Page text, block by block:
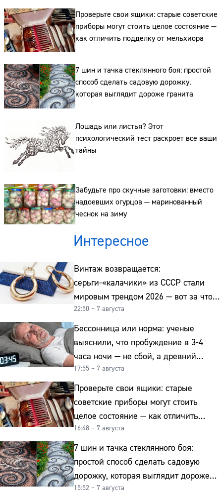
Проверьте свои ящики: старые советские
приборы могут стоить целое состояние —
как отличить подделку от мельхиора
7 шин и тачка стеклянного боя: простой
способ сделать садовую дорожку,
которая выглядит дороже гранита
Лошадь или листья? Этот
психологический тест раскроет все ваши
тайны
Забудьте про скучные заготовки: вместо
надоевших огурцов — маринованный
чеснок на зиму
Интересное
Винтаж возвращается:
серьги-«калачики» из СССР стали
мировым трендом 2026 — вот за что
их ценят ювелиры
22:50 – 7 августа
Бессонница или норма: ученые
выяснили, что пробуждение в 3-4
часа ночи — не сбой, а древний
биологический ритм
17:55 – 7 августа
Проверьте свои ящики: старые
советские приборы могут стоить
целое состояние — как отличить
подделку от мельхиора
16:48 – 7 августа
7 шин и тачка стеклянного боя:
простой способ сделать садовую
дорожку, которая выглядит дороже
гранита
15:52 – 7 августа
Сайт:
Адрес: